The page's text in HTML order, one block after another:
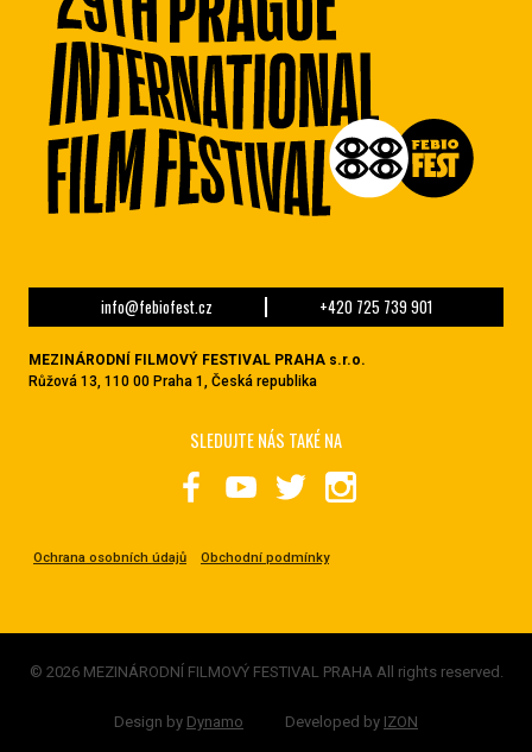
info@febiofest.cz +420 725 739 901
MEZINÁRODNÍ FILMOVÝ FESTIVAL PRAHA s.r.o.
Růžová 13, 110 00 Praha 1, Česká republika
Ochrana osobních údajů Obchodní podmínky
SLEDUJTE NÁS TAKÉ NA
© 2026 MEZINÁRODNÍ FILMOVÝ FESTIVAL PRAHA All rights reserved.
Design by Dynamo Developed by IZON